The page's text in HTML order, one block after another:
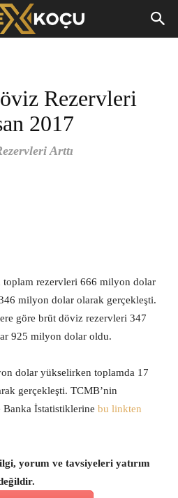
Rezervleri
2017
Arttı
rezervleri 666 milyon dolar
milyon dolar olarak gerçekleşti.
göre brüt döviz rezervleri 347
925 milyon dolar oldu.
dolar yükselirken toplamda 17
gerçekleşti. TCMB’nin
Banka İstatistiklerine bu linkten
yorum ve tavsiyeleri yatırım